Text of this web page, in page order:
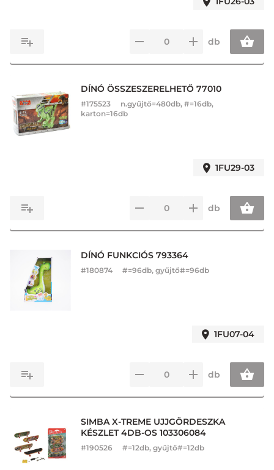
db
DÍNÓ ÖSSZESZERELHETŐ 77010
#175523
n.gyűjtő=480db, #=16db,
karton=16db
1FU29-03
db
DÍNÓ FUNKCIÓS 793364
#180874 #=96db, gyűjtő#=96db
1FU07-04
db
SIMBA X-TREME UJJGÖRDESZKA
KÉSZLET 4DB-OS 103306084
#190526 #=12db, gyűjtő#=12db